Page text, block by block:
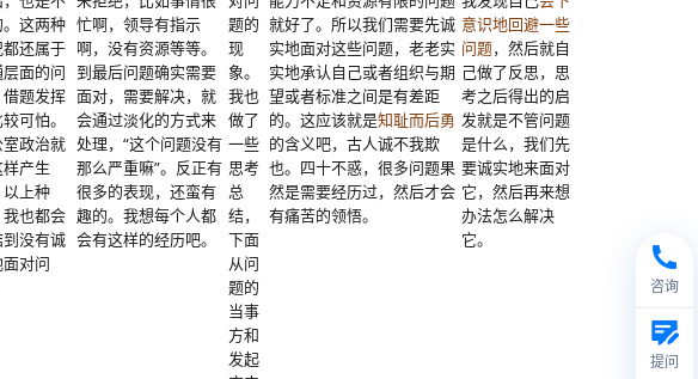
意识地回避一些
问题，然后就自
己做了反思，思
考之后得出的启
发就是不管问题
是什么，我们先
要诚实地来面对
它，然后再来想
办法怎么解决
它。
就好了。所以我们需要先诚
实地面对这些问题，老老实
实地承认自己或者组织与期
望或者标准之间是有差距
的。这应该就是知耻而后勇
的含义吧，古人诚不我欺
也。四十不惑，很多问题果
然是需要经历过，然后才会
有痛苦的领悟。
题的
现
象。
我也
做了
一些
思考
总
结，
下面
从问
题的
当事
方和
发起
忙啊，领导有指示
啊，没有资源等等。
到最后问题确实需要
面对，需要解决，就
会通过淡化的方式来
处理，“这个问题没有
那么严重嘛”。反正有
很多的表现，还蛮有
趣的。我想每个人都
会有这样的经历吧。
这两种
还属于
面的问
题发挥
可怕。
政治就
产生
以上种
也都会
到没有诚
对问
咨询
提问